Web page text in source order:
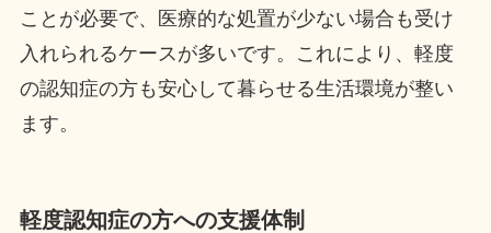
ことが必要で、医療的な処置が少ない場合も受け
入れられるケースが多いです。これにより、軽度
の認知症の方も安心して暮らせる生活環境が整い
ます。
軽度認知症の方への支援体制